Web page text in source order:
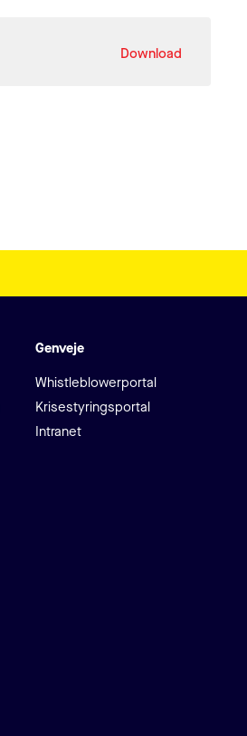
Download
Genveje
Whistleblowerportal
Krisestyringsportal
Intranet